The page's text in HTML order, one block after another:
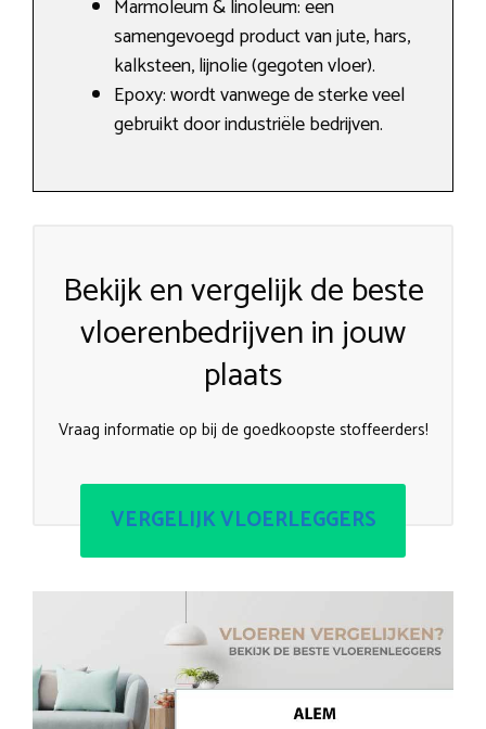
Marmoleum & linoleum: een
samengevoegd product van jute, hars,
kalksteen, lijnolie (gegoten vloer).
Epoxy: wordt vanwege de sterke veel
gebruikt door industriële bedrijven.
Bekijk en vergelijk de beste
vloerenbedrijven in jouw
plaats
Vraag informatie op bij de goedkoopste stoffeerders!
VERGELIJK VLOERLEGGERS